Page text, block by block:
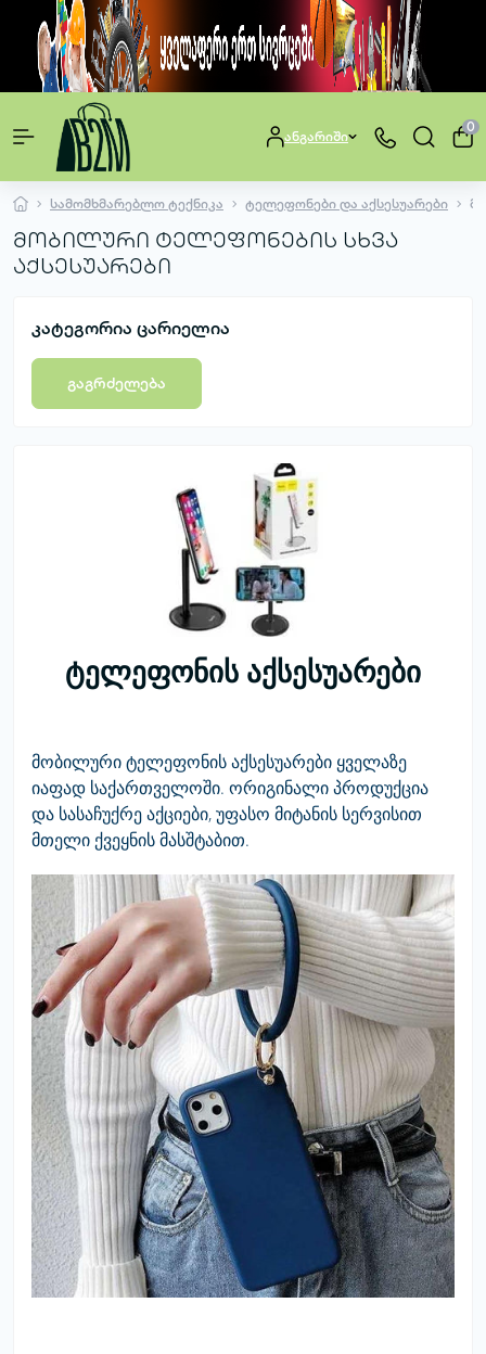
ანგარიში
0
სამომხმარებლო ტექნიკა ტელეფონები და აქსესუარები
მობილური ტელეფონების სხვა
აქსესუარები
კატეგორია ცარიელია
გაგრძელება
ტელეფონის აქსესუარები
მობილური ტელეფონის აქსესუარები ყველაზე
იაფად საქართველოში. ორიგინალი პროდუქცია
და სასაჩუქრე აქციები, უფასო მიტანის სერვისით
მთელი ქვეყნის მასშტაბით.